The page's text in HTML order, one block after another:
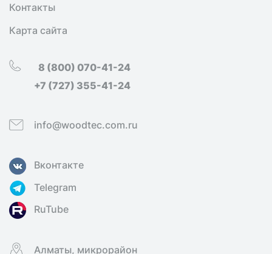
Контакты
Карта сайта
8 (800) 070-41-24
+7 (727) 355-41-24
info@woodtec.com.ru
Вконтакте
Telegram
RuTube
Алматы, микрорайон